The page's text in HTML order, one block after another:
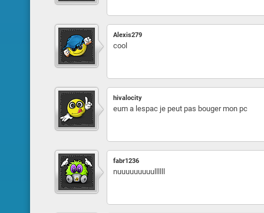
Alexis279
cool
hivalocity
eum a lespac je peut pas bouger mon pc
fabr1236
nuuuuuuuuullllll